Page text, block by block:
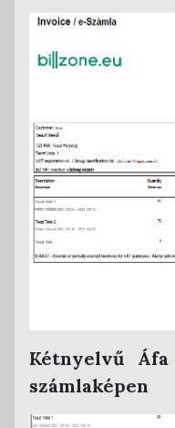
Kétnyelvű
számlaképen